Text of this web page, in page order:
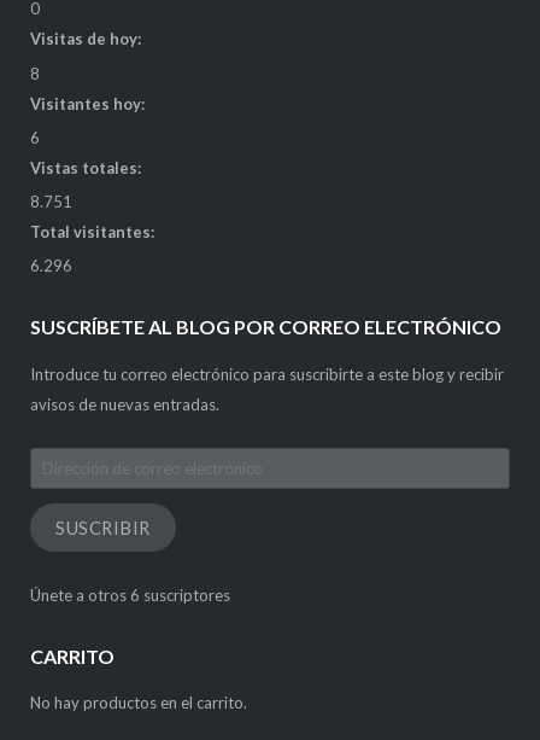
0
Visitas de hoy:
8
Visitantes hoy:
6
Vistas totales:
8.751
Total visitantes:
6.296
SUSCRÍBETE AL BLOG POR CORREO ELECTRÓNICO
Introduce tu correo electrónico para suscribirte a este blog y recibir
avisos de nuevas entradas.
Dirección
de
correo
electrónico
SUSCRIBIR
Únete a otros 6 suscriptores
CARRITO
No hay productos en el carrito.